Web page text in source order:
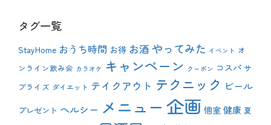
タグ一覧
StayHome おうち時間 お得 お酒 やってみた イベント オ
ンライン飲み会 カラオケ キャンペーン クーポン コスパ サ
プライズ ダイエット テイクアウト テクニック ビール
プレゼント ヘルシー メニュー 企画 個室 健康 夏